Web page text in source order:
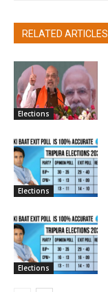
RELATED ARTICLES
Elections
Elections
Elections